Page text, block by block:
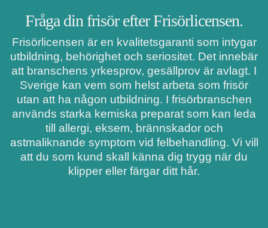
Fråga din frisör efter Frisörlicensen.
Frisörlicensen är en kvalitetsgaranti som intygar
utbildning, behörighet och seriositet. Det innebär
att branschens yrkesprov, gesällprov är avlagt. I
Sverige kan vem som helst arbeta som frisör
utan att ha någon utbildning. I frisörbranschen
används starka kemiska preparat som kan leda
till allergi, eksem, brännskador och
astmaliknande symptom vid felbehandling. Vi vill
att du som kund skall känna dig trygg när du
klipper eller färgar ditt hår.